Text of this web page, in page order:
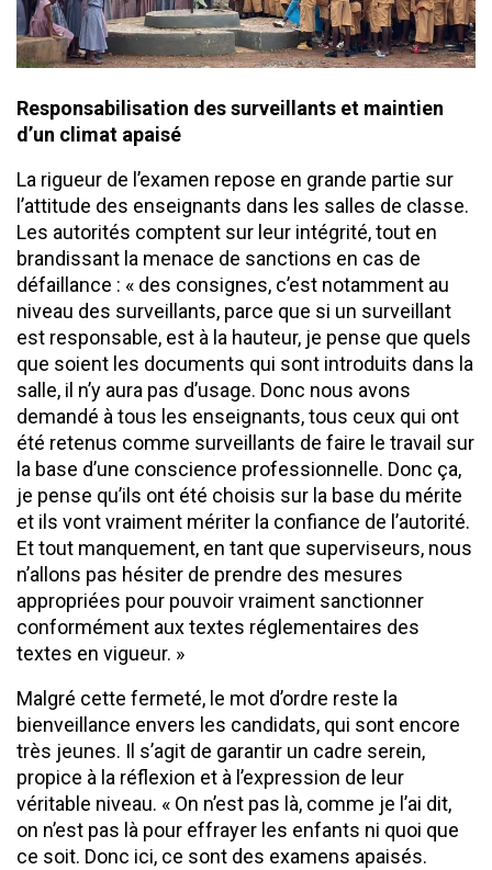
​Responsabilisation des surveillants et maintien
d’un climat apaisé
La rigueur de l’examen repose en grande partie sur
l’attitude des enseignants dans les salles de classe.
Les autorités comptent sur leur intégrité, tout en
brandissant la menace de sanctions en cas de
défaillance : « des consignes, c’est notamment au
niveau des surveillants, parce que si un surveillant
est responsable, est à la hauteur, je pense que quels
que soient les documents qui sont introduits dans la
salle, il n’y aura pas d’usage. Donc nous avons
demandé à tous les enseignants, tous ceux qui ont
été retenus comme surveillants de faire le travail sur
la base d’une conscience professionnelle. Donc ça,
je pense qu’ils ont été choisis sur la base du mérite
et ils vont vraiment mériter la confiance de l’autorité.
Et tout manquement, en tant que superviseurs, nous
n’allons pas hésiter de prendre des mesures
appropriées pour pouvoir vraiment sanctionner
conformément aux textes réglementaires des
textes en vigueur. »
​Malgré cette fermeté, le mot d’ordre reste la
bienveillance envers les candidats, qui sont encore
très jeunes. Il s’agit de garantir un cadre serein,
propice à la réflexion et à l’expression de leur
véritable niveau. ​« On n’est pas là, comme je l’ai dit,
on n’est pas là pour effrayer les enfants ni quoi que
ce soit. Donc ici, ce sont des examens apaisés.